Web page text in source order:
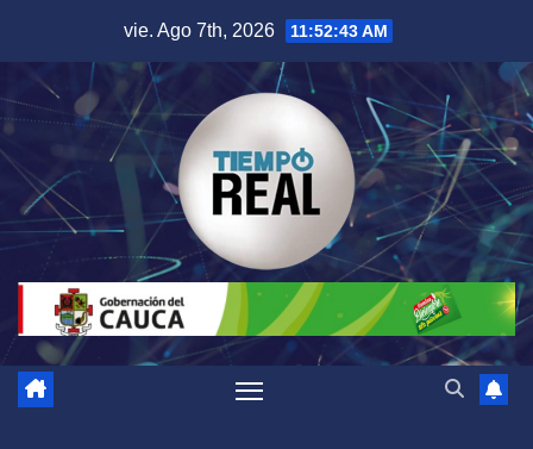
contenido
vie. Ago 7th, 2026 11:52:44 AM